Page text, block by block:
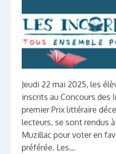
Jeudi 22 mai 2025, les
inscrits au Concours des
premier Prix littéraire
lecteurs, se sont rendus
Muzillac pour voter en
préférée. Les...